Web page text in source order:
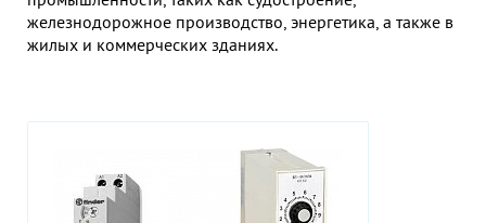
железнодорожное производство, энергетика, а также в
жилых и коммерческих зданиях.